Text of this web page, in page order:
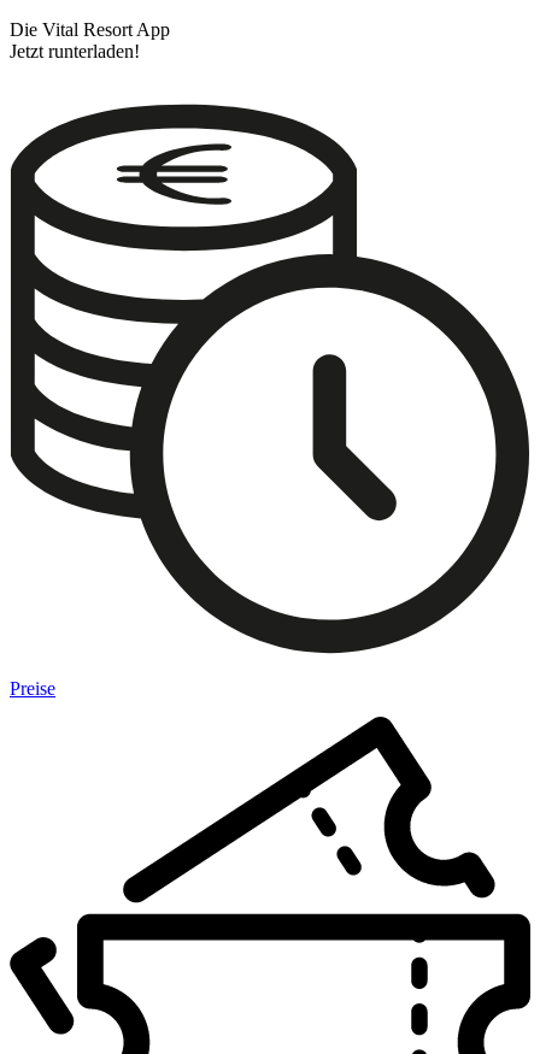
Die Vital Resort App
Jetzt runterladen!
Preise